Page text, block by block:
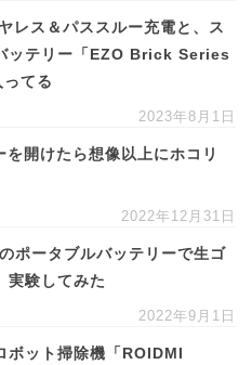
レス＆パススルー充電と、ス
ッテリー「EZO Brick Series
てる
2023年8月1日
開けたら想像以上にホコリ
2022年12月31日
ポータブルバッテリーで生ゴ
実験してみた
2022年9月1日
ット掃除機「ROIDMI